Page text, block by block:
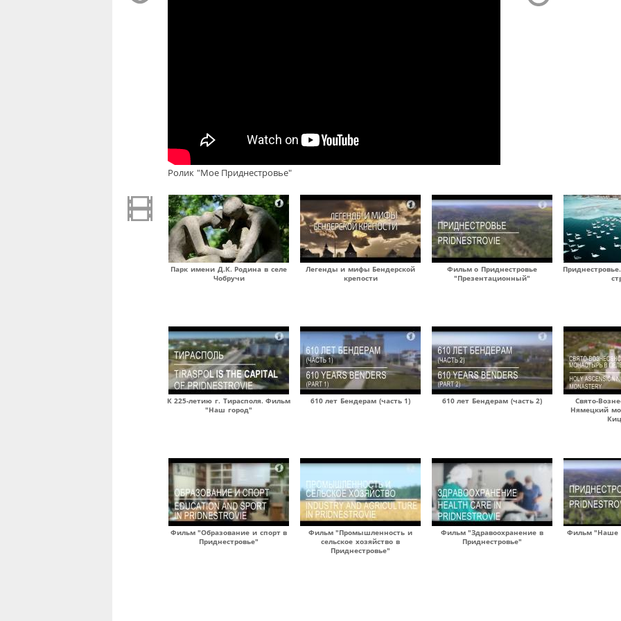
Ролик "Мое Приднестровье"
Парк имени Д.К. Родина в селе
Чобручи
Легенды и мифы Бендерской
крепости
Фильм о Приднестровье
"Презентационный"
К 225-летию г. Тирасполя. Фильм
"Наш город"
610 лет Бендерам (часть 1) 610 лет Бендерам (часть 2)
Свято-
Нямецкий
Фильм "Образование и спорт в
Приднестровье"
Фильм "Промышленность и
сельское хозяйство в
Приднестровье"
Фильм "Здравоохранение в
Приднестровье"
Фильм "Наше